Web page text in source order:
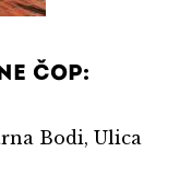
ČOP:
Bodi, Ulica